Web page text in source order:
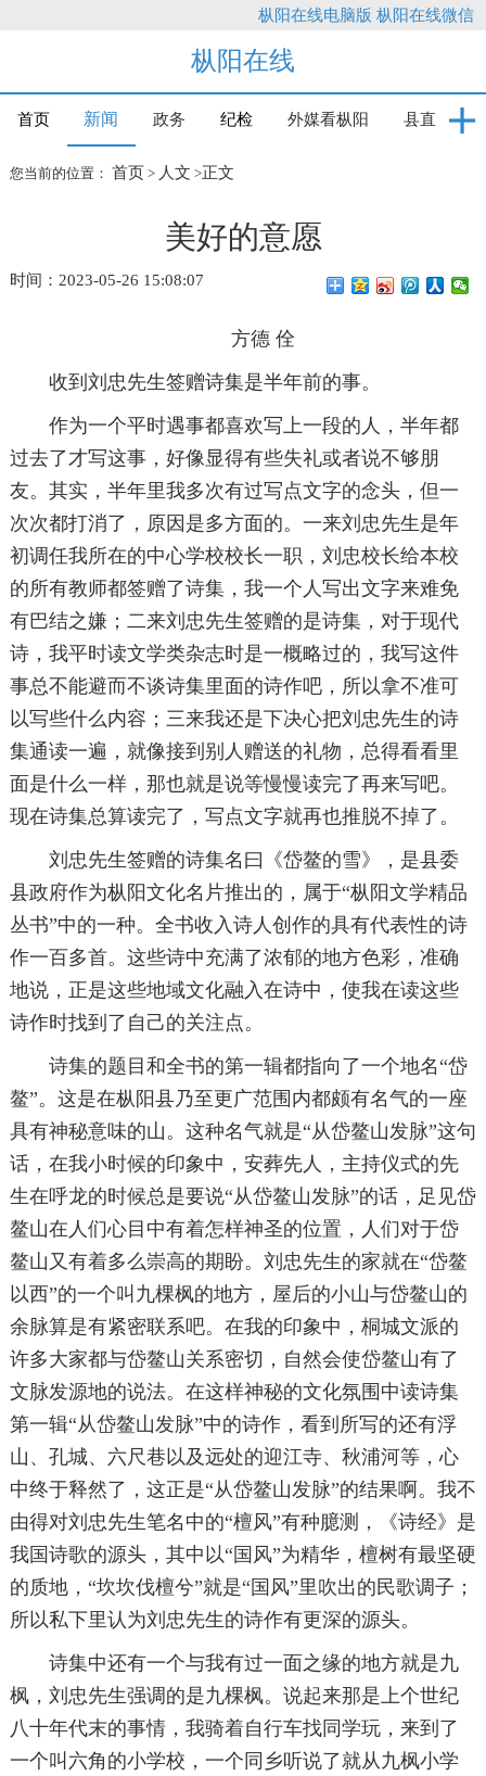
枞阳在线电脑版 枞阳在线微信
枞阳在线
首页 新闻 政务 纪检 外媒看枞阳 县直
您当前的位置： 首页 > 人文 >正文
美好的意愿
时间：2023-05-26 15:08:07
方德 佺
收到刘忠先生签赠诗集是半年前的事。
作为一个平时遇事都喜欢写上一段的人，半年都
过去了才写这事，好像显得有些失礼或者说不够朋
友。其实，半年里我多次有过写点文字的念头，但一
次次都打消了，原因是多方面的。一来刘忠先生是年
初调任我所在的中心学校校长一职，刘忠校长给本校
的所有教师都签赠了诗集，我一个人写出文字来难免
有巴结之嫌；二来刘忠先生签赠的是诗集，对于现代
诗，我平时读文学类杂志时是一概略过的，我写这件
事总不能避而不谈诗集里面的诗作吧，所以拿不准可
以写些什么内容；三来我还是下决心把刘忠先生的诗
集通读一遍，就像接到别人赠送的礼物，总得看看里
面是什么一样，那也就是说等慢慢读完了再来写吧。
现在诗集总算读完了，写点文字就再也推脱不掉了。
刘忠先生签赠的诗集名曰《岱鳌的雪》，是县委
县政府作为枞阳文化名片推出的，属于“枞阳文学精品
丛书”中的一种。全书收入诗人创作的具有代表性的诗
作一百多首。这些诗中充满了浓郁的地方色彩，准确
地说，正是这些地域文化融入在诗中，使我在读这些
诗作时找到了自己的关注点。
诗集的题目和全书的第一辑都指向了一个地名“岱
鳌”。这是在枞阳县乃至更广范围内都颇有名气的一座
具有神秘意味的山。这种名气就是“从岱鳌山发脉”这句
话，在我小时候的印象中，安葬先人，主持仪式的先
生在呼龙的时候总是要说“从岱鳌山发脉”的话，足见岱
鳌山在人们心目中有着怎样神圣的位置，人们对于岱
鳌山又有着多么崇高的期盼。刘忠先生的家就在“岱鳌
以西”的一个叫九棵枫的地方，屋后的小山与岱鳌山的
余脉算是有紧密联系吧。在我的印象中，桐城文派的
许多大家都与岱鳌山关系密切，自然会使岱鳌山有了
文脉发源地的说法。在这样神秘的文化氛围中读诗集
第一辑“从岱鳌山发脉”中的诗作，看到所写的还有浮
山、孔城、六尺巷以及远处的迎江寺、秋浦河等，心
中终于释然了，这正是“从岱鳌山发脉”的结果啊。我不
由得对刘忠先生笔名中的“檀风”有种臆测，《诗经》是
我国诗歌的源头，其中以“国风”为精华，檀树有最坚硬
的质地，“坎坎伐檀兮”就是“国风”里吹出的民歌调子；
所以私下里认为刘忠先生的诗作有更深的源头。
诗集中还有一个与我有过一面之缘的地方就是九
枫，刘忠先生强调的是九棵枫。说起来那是上个世纪
八十年代末的事情，我骑着自行车找同学玩，来到了
一个叫六角的小学校，一个同乡听说了就从九枫小学